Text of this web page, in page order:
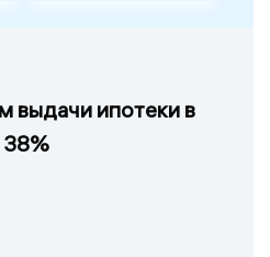
выдачи ипотеки в
38%